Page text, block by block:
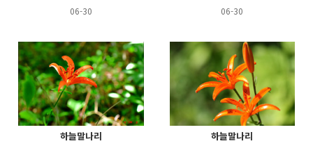
06-30
06-30
하늘말나리 하늘말나리